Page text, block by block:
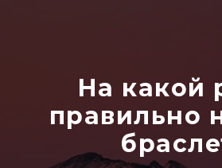
На какой
правильно